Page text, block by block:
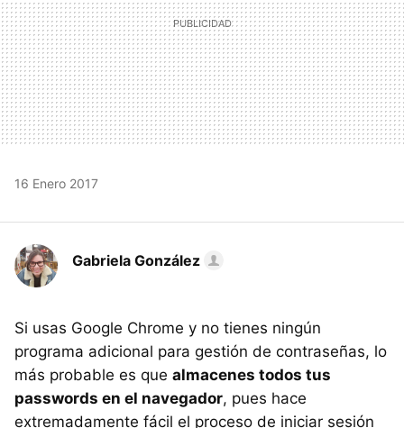
16 Enero 2017
Gabriela González
Si usas Google Chrome y no tienes ningún
programa adicional para gestión de contraseñas, lo
más probable es que almacenes todos tus
passwords en el navegador, pues hace
extremadamente fácil el proceso de iniciar sesión